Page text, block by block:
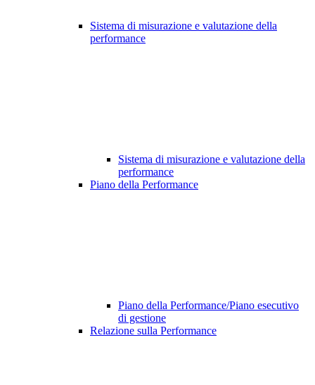
Sistema di misurazione e valutazione della
performance
Sistema di misurazione e valutazione della
performance
Piano della Performance
Piano della Performance/Piano esecutivo
di gestione
Relazione sulla Performance